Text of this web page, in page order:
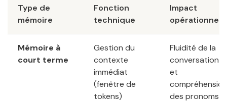
Type de
mémoire
Fonction
technique
Impact
opérationnel
Mémoire à
court terme
Gestion du
contexte
immédiat
(fenêtre de
tokens)
Fluidité de la
conversation
et
compréhension
des pronoms